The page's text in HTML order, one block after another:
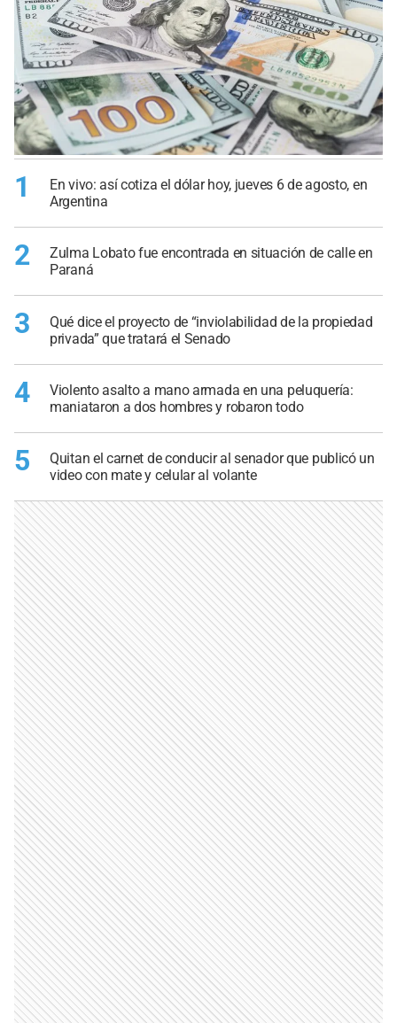
1
En vivo: así cotiza el dólar hoy, jueves 6 de agosto, en
Argentina
2
Zulma Lobato fue encontrada en situación de calle en
Paraná
3
Qué dice el proyecto de “inviolabilidad de la propiedad
privada” que tratará el Senado
4
Violento asalto a mano armada en una peluquería:
maniataron a dos hombres y robaron todo
5
Quitan el carnet de conducir al senador que publicó un
video con mate y celular al volante